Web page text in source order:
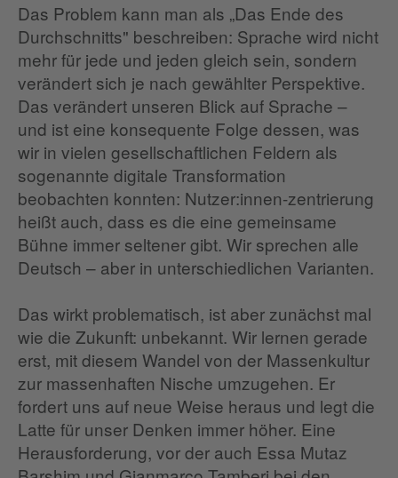
Das Problem kann man als „Das Ende des
Durchschnitts" beschreiben: Sprache wird nicht
mehr für jede und jeden gleich sein, sondern
verändert sich je nach gewählter Perspektive.
Das verändert unseren Blick auf Sprache –
und ist eine konsequente Folge dessen, was
wir in vielen gesellschaftlichen Feldern als
sogenannte digitale Transformation
beobachten konnten: Nutzer:innen-zentrierung
heißt auch, dass es die eine gemeinsame
Bühne immer seltener gibt. Wir sprechen alle
Deutsch – aber in unterschiedlichen Varianten.
Das wirkt problematisch, ist aber zunächst mal
wie die Zukunft: unbekannt. Wir lernen gerade
erst, mit diesem Wandel von der Massenkultur
zur massenhaften Nische umzugehen. Er
fordert uns auf neue Weise heraus und legt die
Latte für unser Denken immer höher. Eine
Herausforderung, vor der auch Essa Mutaz